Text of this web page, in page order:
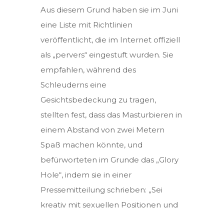
Aus diesem Grund haben sie im Juni
eine Liste mit Richtlinien
veröffentlicht, die im Internet offiziell
als „pervers“ eingestuft wurden. Sie
empfahlen, während des
Schleuderns eine
Gesichtsbedeckung zu tragen,
stellten fest, dass das Masturbieren in
einem Abstand von zwei Metern
Spaß machen könnte, und
befürworteten im Grunde das „Glory
Hole“, indem sie in einer
Pressemitteilung schrieben: „Sei
kreativ mit sexuellen Positionen und